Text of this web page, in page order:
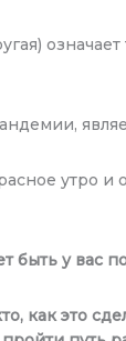
означает
утро и
быть у вас
как это